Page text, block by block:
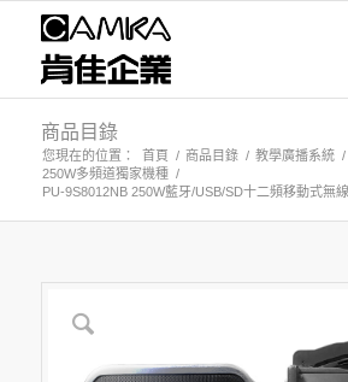
商品目錄
您現在的位置： 首頁 / 商品目錄 / 教學廣播系統 /
250W多頻道獨家機種 /
PU-9S8012NB 250W藍牙/USB/SD十二頻移動式無